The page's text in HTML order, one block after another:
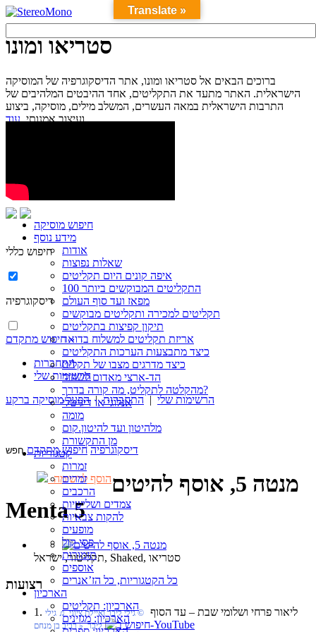
סטריאו ומונו
ברוכים הבאים אל סטריאו ומונו, אתר הדיסקוגרפיה של המוסיקה
הישראלית. האתר מתעד את התקליטים, אחד ההיבטים המלהיבים של
התרבות הישראלית במאה העשרים, המשלב מילים, מוסיקה, ביצוע
ועיצוב אמנותי.עוד...
חיפוש מוסיקה
מידע נוסף
אודות
שאלות נפוצות
איפה קונים היום תקליטים
100 התקליטים המבוקשים ביותר
מפאז ועד סוף העולם
תקליטים למכירה ותקליטים מבוקשים
תיקון קפיצות בתקליטים
אריזת תקליטים למשלוח בדואר
כיצד מתבצעות הערכות התקליטים
כיצד מדרגים מצבו של תקליט
הד-ארצי מאדום לשחור
מהקלטה לתקליט, מה קורה בדרך?
אנלוגי או דיגיטלי
מומה
מלהיטון ועד להיטון.קום
מן התקשורת
קטגוריות
זמרות
זמרים
הרכבים
צמדים ושלישיות
להקות צבאיות
מופעים
פסי קול
תזמורות
אוספים
כל הקטגוריות, כל הז’אנרים
הארכיון
הארכיון: תקליטים
הארכיון: מגזינים
חיפוש כללי
דיסקוגרפיה
חיפוש מתקדם »
התחברות
הרשימות שלי
הרשימות שלי |התחברות|הפעל מוסיקה ברקע
דיסקוגרפיה חיפוש מתקדם
הוסף לרשימה
מנטה 5, אוסף להיטים
Menta 5
תקליטור, ישראל, Shaked, סטריאו
רצועות
1. ליאור פרחי ושלומי שבת‏ – עד הסוף ‏ © גילי ליבר ואיילת ציוני‏ ♫ גילי
ליבר‏ ♭ רביב בן מנחם
Translate »